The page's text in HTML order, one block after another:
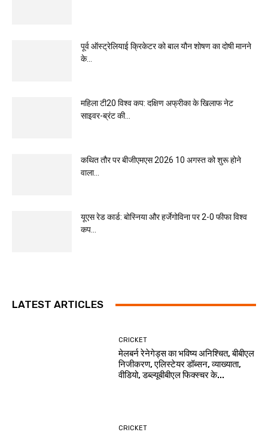
पूर्व ऑस्ट्रेलियाई क्रिकेटर को बाल यौन शोषण का दोषी मानने
के...
महिला टी20 विश्व कप: दक्षिण अफ्रीका के खिलाफ नेट
साइवर-ब्रंट की...
कथित तौर पर बीजीएमएस 2026 10 अगस्त को शुरू होने
वाला...
यूएस रेड कार्ड: बोस्निया और हर्जेगोविना पर 2-0 फीफा विश्व
कप...
LATEST ARTICLES
CRICKET
मेलबर्न रेनेगेड्स का भविष्य अनिश्चित, बीबीएल
निजीकरण, एलिस्टेयर डॉब्सन, व्याख्याता,
वीडियो, डब्ल्यूबीबीएल फिक्स्चर के...
CRICKET